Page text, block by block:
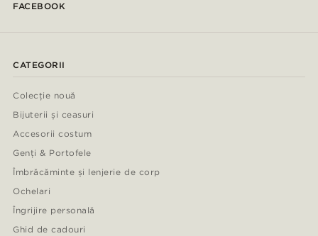
FACEBOOK
CATEGORII
Colecție nouă
Bijuterii și ceasuri
Accesorii costum
Genți & Portofele
Îmbrăcăminte și lenjerie de corp
Ochelari
Îngrijire personală
Ghid de cadouri